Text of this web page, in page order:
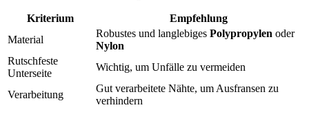
Kriterium
Empfehlung
Material
Robustes und langlebiges Polypropylen oder
Nylon
Rutschfeste
Unterseite
Wichtig, um Unfälle zu vermeiden
Verarbeitung
Gut verarbeitete Nähte, um Ausfransen zu
verhindern